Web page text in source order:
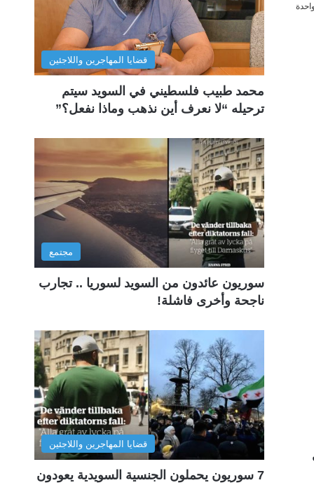
قضايا المهاجرين واللاجئين
محمد طبيب فلسطيني في السويد سيتم
ترحيله “لا نعرف أين نذهب وماذا نفعل؟”
مجتمع
سوريون عائدون من السويد لسوريا .. تجارب
ناجحة وأخرى فاشلة!
قضايا المهاجرين واللاجئين
7 سوريون يحملون الجنسية السويدية يعودون